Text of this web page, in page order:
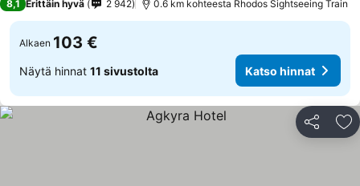
8,1 Erittäin hyvä 2 942 0.6 km kohteesta Rhodos Sightseeing Train
Alkaen 103 €
Näytä hinnat 11 sivustolta Katso hinnat
Jaa